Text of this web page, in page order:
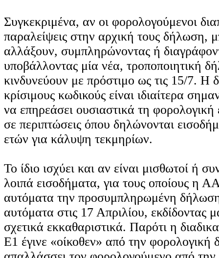
Συγκεκριμένα, αν οι φορολογούμενοι
παραλείψεις στην αρχική τους δήλωση,
αλλάξουν, συμπληρώνοντας ή
υποβάλλοντας μία νέα, τροποποιητική
κινδυνεύουν με πρόστιμο ως τις 15/7. Η
κρίσιμους κωδικούς είναι ιδιαίτερα
να επηρεάσει ουσιαστικά τη φορολογική
σε περιπτώσεις όπου δηλώνονται
ετών για κάλυψη τεκμηρίων.
Το ίδιο ισχύει και αν είναι μισθωτοί ή
λοιπά εισοδήματα, για τους οποίους η
αυτόματα την προσυμπληρωμένη
αυτόματα στις 17 Απριλίου, εκδίδοντας
σχετικά εκκαθαριστικά. Παρότι η
Ε1 έγινε «οίκοθεν» από την φορολογική